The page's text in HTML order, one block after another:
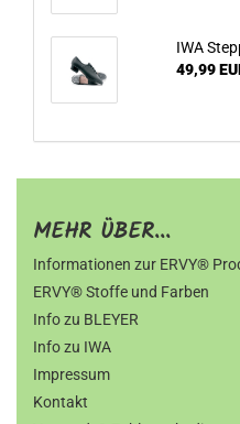
IWA
49,99
MEHR ÜBER...
Informationen zur ERVY®
ERVY® Stoffe und Farben
Info zu BLEYER
Info zu IWA
Impressum
Kontakt